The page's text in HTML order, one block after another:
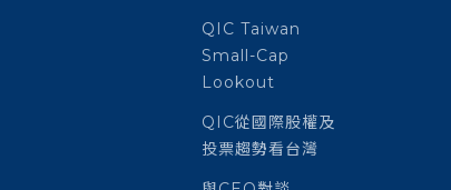
QIC Taiwan
Small-Cap
Lookout
QIC從國際股權及
投票趨勢看台灣